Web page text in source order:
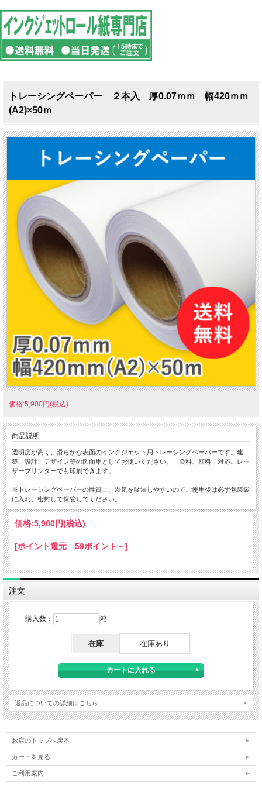
トレーシングペーパー ２本入 厚0.07ｍｍ 幅420ｍｍ
(A2)×50ｍ
価格:5,900円(税込)
商品説明
透明度が高く、滑らかな表面のインクジェット用トレーシングペーパーです。建
築、設計、デザイン等の図面用としてお使いください。 染料、顔料 対応。レー
ザープリンターでも印刷できます。
※トレーシングペーパーの性質上、湿気を吸湿しやすいのでご使用後は必ず包装袋
に入れ、密封して保管してください。
価格:5,900円(税込)
[ポイント還元 59ポイント～]
注文
購入数： 箱
在庫 在庫あり
返品についての詳細はこちら
お店のトップへ戻る
カートを見る
ご利用案内